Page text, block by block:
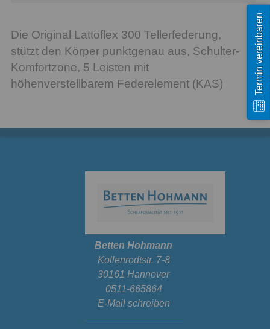
Die Original Lattoflex 300 Tellerfederung,
stützt den Körper punktgenau aus, Schulter-
Komfortzone, 5 Leisten mit
höhenverstellbarem Federelement (KAS)
Termin vereinbaren
Betten Hohmann
Kollenrodtstr. 7-8
30161 Hannover
0511-665864
E-Mail schreiben